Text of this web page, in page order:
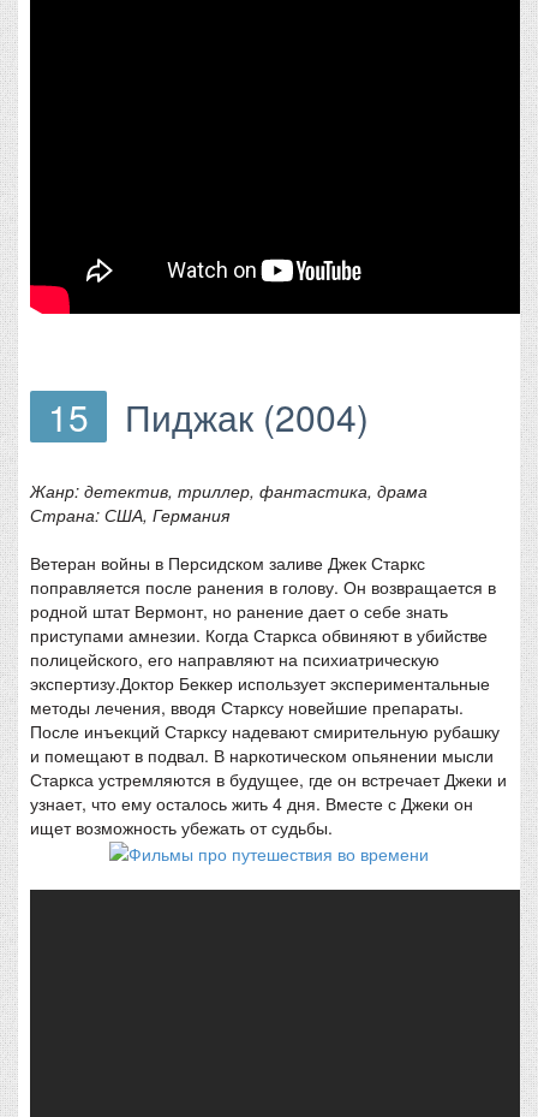
15 Пиджак (2004)
Жанр: детектив, триллер, фантастика, драма
Страна: США, Германия
Ветеран войны в Персидском заливе Джек Старкс
поправляется после ранения в голову. Он возвращается в
родной штат Вермонт, но ранение дает о себе знать
приступами амнезии. Когда Старкса обвиняют в убийстве
полицейского, его направляют на психиатрическую
экспертизу.Доктор Беккер использует экспериментальные
методы лечения, вводя Старксу новейшие препараты.
После инъекций Старксу надевают смирительную рубашку
и помещают в подвал. В наркотическом опьянении мысли
Старкса устремляются в будущее, где он встречает Джеки и
узнает, что ему осталось жить 4 дня. Вместе с Джеки он
ищет возможность убежать от судьбы.